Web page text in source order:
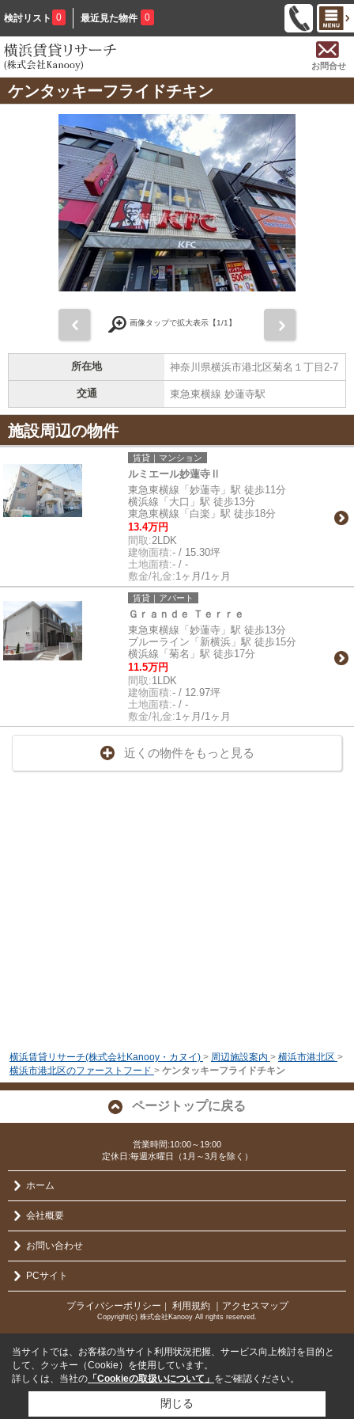
検討リスト 0 最近見た物件 0
お問合せ
ケンタッキーフライドチキン
画像タップで拡大表示【1/1】
所在地 神奈川県横浜市港北区菊名１丁目2-7
交通 東急東横線 妙蓮寺駅
施設周辺の物件
賃貸｜マンション
ルミエール妙蓮寺Ⅱ
東急東横線「妙蓮寺」駅 徒歩11分
横浜線「大口」駅 徒歩13分
東急東横線「白楽」駅 徒歩18分
13.4万円
間取:2LDK
建物面積:- / 15.30坪
土地面積:- / -
敷金/礼金:1ヶ月/1ヶ月
賃貸｜アパート
Ｇｒａｎｄｅ Ｔｅｒｒｅ
東急東横線「妙蓮寺」駅 徒歩13分
ブルーライン「新横浜」駅 徒歩15分
横浜線「菊名」駅 徒歩17分
11.5万円
間取:1LDK
建物面積:- / 12.97坪
土地面積:- / -
敷金/礼金:1ヶ月/1ヶ月
近くの物件をもっと見る
横浜賃貸リサーチ(株式会社Kanooy・カヌイ) > 周辺施設案内 > 横浜市港北区 >
横浜市港北区のファーストフード > ケンタッキーフライドチキン
ページトップに戻る
営業時間:10:00～19:00
定休日:毎週水曜日（1月～3月を除く）
ホーム
会社概要
お問い合わせ
PCサイト
プライバシーポリシー ｜ 利用規約 ｜アクセスマップ
Copyright(c) 株式会社Kanooy All rights reserved.
当サイトでは、お客様の当サイト利用状況把握、サービス向上検討を目的と
して、クッキー（Cookie）を使用しています。
詳しくは、当社の 「Cookieの取扱いについて」 をご確認ください。
閉じる